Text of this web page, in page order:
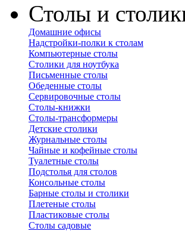
Столы и
Домашние офисы
Надстройки-полки к столам
Компьютерные столы
Столики для ноутбука
Письменные столы
Обеденные столы
Сервировочные столы
Столы-книжки
Столы-трансформеры
Детские столики
Журнальные столы
Чайные и кофейные столы
Туалетные столы
Подстолья для столов
Консольные столы
Барные столы и столики
Плетеные столы
Пластиковые столы
Столы садовые